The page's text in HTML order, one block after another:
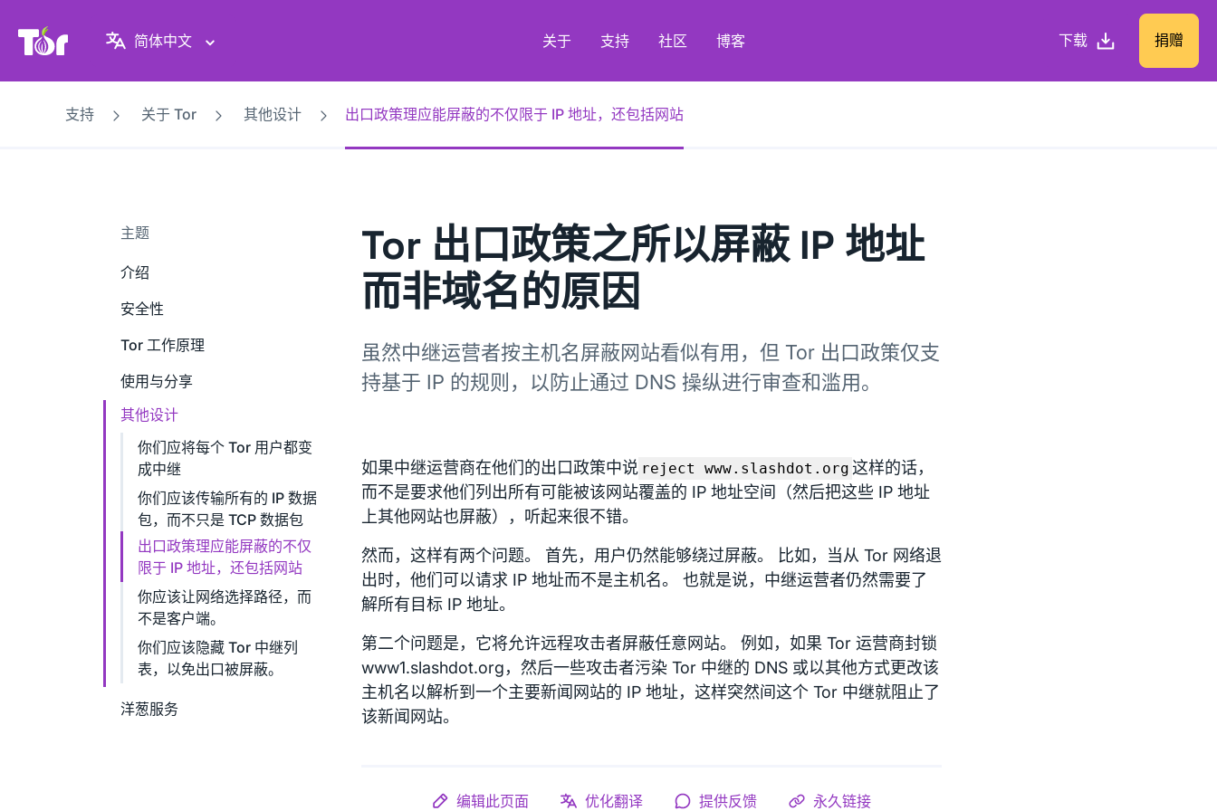
Tor Project 网站
简体中文 关于 支持 社区 博客 下载 捐赠
支持 关于 Tor 其他设计 出口政策理应能屏蔽的不仅限于 IP 地址，还包括网站
主题
介绍
安全性
Tor 工作原理
使用与分享
其他设计
你们应将每个 Tor 用户都变
成中继
你们应该传输所有的 IP 数据
包，而不只是 TCP 数据包
出口政策理应能屏蔽的不仅
限于 IP 地址，还包括网站
你应该让网络选择路径，而
不是客户端。
你们应该隐藏 Tor 中继列
表，以免出口被屏蔽。
洋葱服务
Tor 出口政策之所以屏蔽 IP 地址
而非域名的原因
虽然中继运营者按主机名屏蔽网站看似有用，但 Tor 出口政策仅支
持基于 IP 的规则，以防止通过 DNS 操纵进行审查和滥用。
如果中继运营商在他们的出口政策中说 reject www.slashdot.org 这样的话，
而不是要求他们列出所有可能被该网站覆盖的 IP 地址空间（然后把这些 IP 地址
上其他网站也屏蔽），听起来很不错。
然而，这样有两个问题。 首先，用户仍然能够绕过屏蔽。 比如，当从 Tor 网络退
出时，他们可以请求 IP 地址而不是主机名。 也就是说，中继运营者仍然需要了
解所有目标 IP 地址。
第二个问题是，它将允许远程攻击者屏蔽任意网站。 例如，如果 Tor 运营商封锁
www1.slashdot.org，然后一些攻击者污染 Tor 中继的 DNS 或以其他方式更改该
主机名以解析到一个主要新闻网站的 IP 地址，这样突然间这个 Tor 中继就阻止了
该新闻网站。
编辑此页面 优化翻译 提供反馈 永久链接